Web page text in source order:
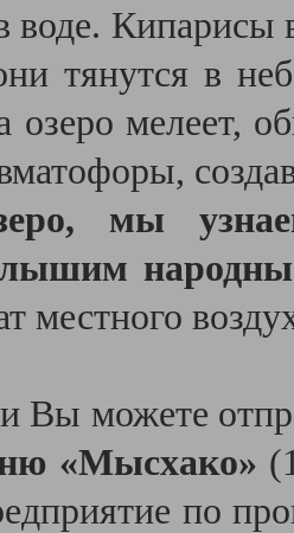
воде. Кипарисы
тянутся в
озеро мелеет,
мы
местного
Вы можете
«Мысхако»
по